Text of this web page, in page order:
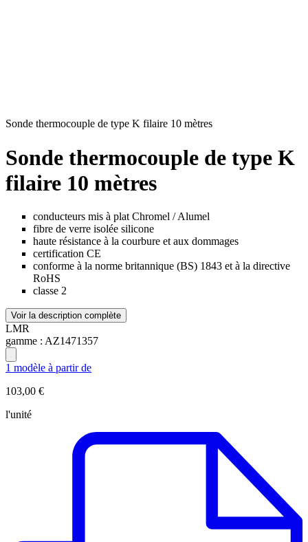
Sonde thermocouple de type K filaire 10 mètres
Sonde thermocouple de type K
filaire 10 mètres
conducteurs mis à plat Chromel / Alumel
fibre de verre isolée silicone
haute résistance à la courbure et aux dommages
certification CE
conforme à la norme britannique (BS) 1843 et à la directive
RoHS
classe 2
Voir la description complète
LMR
gamme : AZ1471357
1 modèle à partir de
103,00 €
l'unité